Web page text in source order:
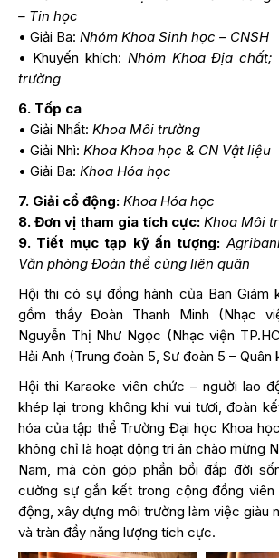
– Tin học
• Giải Ba: Nhóm Khoa Sinh học – CNSH
• Khuyến khích: Nhóm Khoa Địa chất;
trường
6. Tốp ca
• Giải Nhất: Khoa Môi trường
• Giải Nhì: Khoa Khoa học & CN Vật liệu
• Giải Ba: Khoa Hóa học
7. Giải cổ động: Khoa Hóa học
8. Đơn vị tham gia tích cực: Khoa Môi
9. Tiết mục tạp kỹ ấn tượng:
Văn phòng Đoàn thể cùng liên quân
Hội thi có sự đồng hành của Ban Giám
gồm thầy Đoàn Thanh Minh (Nhạc
Nguyễn Thị Như Ngọc (Nhạc viện
Hải Anh (Trung đoàn 5, Sư đoàn 5 – Quân
Hội thi Karaoke viên chức – người lao
khép lại trong không khí vui tươi, đoàn
hóa của tập thể Trường Đại học Khoa
không chỉ là hoạt động tri ân chào mừng
Nam, mà còn góp phần bồi đắp đời
cường sự gắn kết trong cộng đồng
động, xây dựng môi trường làm việc giàu
và tràn đầy năng lượng tích cực.